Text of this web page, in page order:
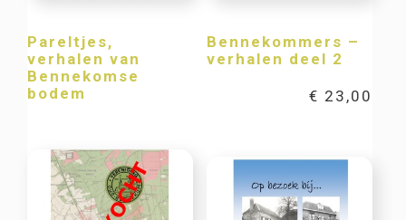
Pareltjes,
verhalen van
Bennekomse
bodem
Bennekommers –
verhalen deel 2
€ 23,00